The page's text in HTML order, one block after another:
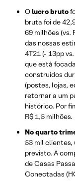
Olucro bruto
bruta foi de
69 milhões (vs.
das nossas
4T21 (- 13pp
que está
construídos
(postes, lojas,
retornar a um
histórico. Por
R$ 1,5 milhões.
No quarto
53 mil clientes,
previsto. A
de Casas
Conectadas